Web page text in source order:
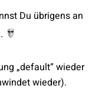
Du übrigens an
„default“ wieder
wieder).